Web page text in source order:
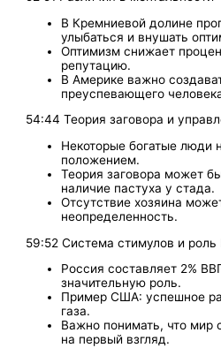
В Кремниевой долине
улыбаться и внушать
Оптимизм снижает
репутацию.
В Америке важно
преуспевающего
54:44 Теория заговора и
Некоторые богатые люди
положением.
Теория заговора может
наличие пастуха у стада.
Отсутствие хозяина
неопределенность.
59:52 Система стимулов и роль
Россия составляет 2%
значительную роль.
Пример США: успешное
газа.
Важно понимать, что мир
на первый взгляд.